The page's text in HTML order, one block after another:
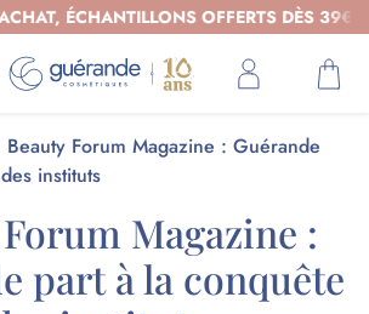
OFFERTS DÈS 39€
Beauty Forum Magazine : Guérande
instituts
Magazine :
part à la conquête